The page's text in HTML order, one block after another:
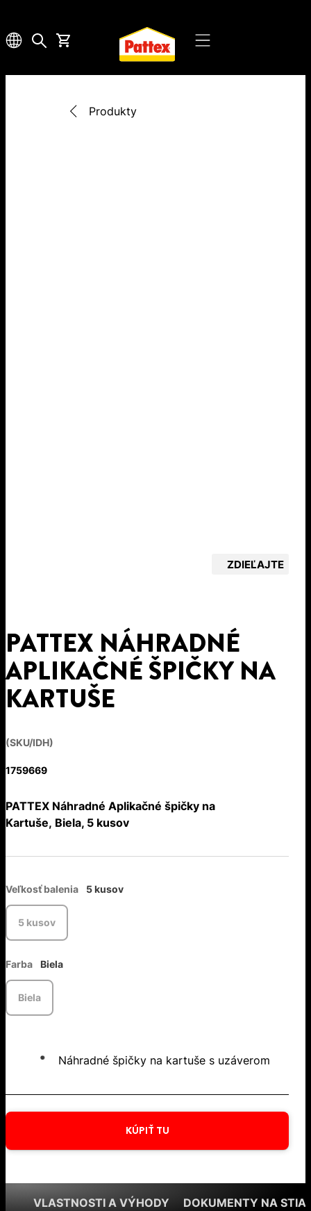
Produkty
ZDIEĽAJTE
PATTEX NÁHRADNÉ
APLIKAČNÉ ŠPIČKY NA
KARTUŠE
(SKU/IDH)
1759669
PATTEX Náhradné Aplikačné špičky na
Kartuše, Biela, 5 kusov
Veľkosť balenia 5 kusov
5 kusov
Farba Biela
Biela
Náhradné špičky na kartuše s uzáverom
KÚPIŤ TU
VLASTNOSTI A VÝHODY DOKUMENTY NA